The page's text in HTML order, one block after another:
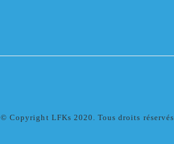
© Copyright LFKs 2020. Tous droits réservés.